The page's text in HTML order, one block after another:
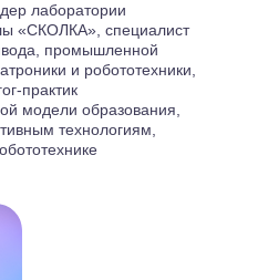
лаборатории
«СКОЛКА», специалист
промышленной
и робототехники,
практик
модели образования,
технологиям,